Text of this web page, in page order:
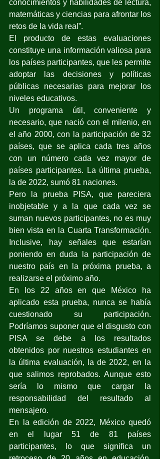
conocimientos y habilidades de lectura,
matemáticas y ciencias para afrontar los
retos de la vida real”.
El producto de estas evaluaciones
constituye una información valiosa para
los países participantes, que les permite
adoptar las decisiones y políticas
públicas necesarias para mejorar los
niveles educativos.
Un programa útil, conveniente y
necesario, que nació con el milenio, en
el año 2000, con la participación de 32
países, que se aplica cada tres años
con un número cada vez mayor de
países participantes. La última prueba,
la de 2022, sumó 81 naciones.
Pero la prueba PISA, que pareciera
inobjetable y a la que cada vez se
suman nuevos participantes, no es muy
bien vista en la Cuarta Transformación.
Inclusive, hay señales que estarían
poniendo en duda la participación de
nuestro país en la próxima prueba, a
realizarse el próximo año.
En los 22 años en que México ha
aplicado esta prueba, nunca se había
cuestionado su participación.
Podríamos suponer que el disgusto con
PISA se debe a los resultados
obtenidos por nuestros estudiantes en
la última evaluación, la de 2022, en la
que salimos reprobados. Aunque esto
sería lo mismo que cargar la
responsabilidad del resultado al
mensajero.
En la edición de 2022, México quedó
en el lugar 51 de 81 países
participantes, lo que significa un